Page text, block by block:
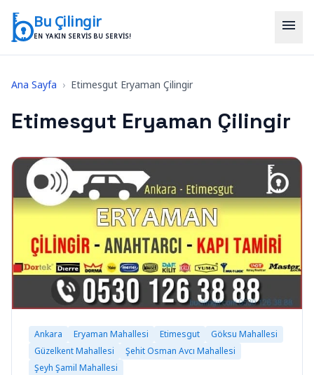
Bu Çilingir
EN YAKIN SERVIS BU SERVIS!
menu
Ana Sayfa › Etimesgut Eryaman Çilingir
Etimesgut Eryaman Çilingir
Ankara Eryaman Mahallesi Etimesgut
Göksu Mahallesi
Güzelkent Mahallesi
Şehit Osman Avcı Mahallesi
Şeyh Şamil Mahallesi